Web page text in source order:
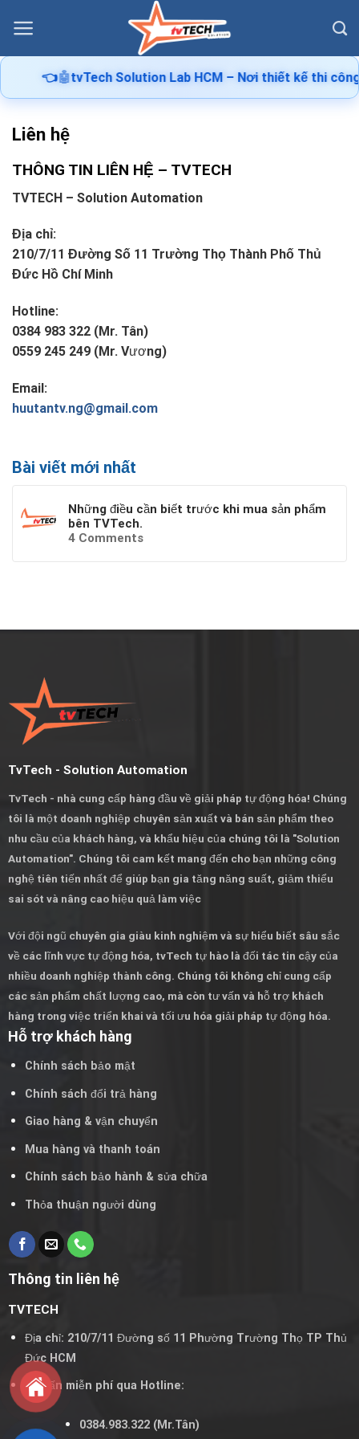
👈🤖tvTech Solution Lab HCM – Nơi thiết kế thi công
Liên hệ
THÔNG TIN LIÊN HỆ – TVTECH
TVTECH – Solution Automation
Địa chỉ:
210/7/11 Đường Số 11 Trường Thọ Thành Phố Thủ
Đức Hồ Chí Minh
Hotline:
0384 983 322 (Mr. Tân)
0559 245 249 (Mr. Vương)
Email:
huutantv.ng@gmail.com
Bài viết mới nhất
Những điều cần biết trước khi mua sản phẩm
bên TVTech.
4 Comments
TvTech - Solution Automation
TvTech - nhà cung cấp hàng đầu về giải pháp tự động hóa! Chúng
tôi là một doanh nghiệp chuyên sản xuất và bán sản phẩm theo
nhu cầu của khách hàng, và khẩu hiệu của chúng tôi là "Solution
Automation". Chúng tôi cam kết mang đến cho bạn những công
nghệ tiên tiến nhất để giúp bạn gia tăng năng suất, giảm thiểu
sai sót và nâng cao hiệu quả làm việc
Với đội ngũ chuyên gia giàu kinh nghiệm và sự hiểu biết sâu sắc
về các lĩnh vực tự động hóa, tvTech tự hào là đối tác tin cậy của
nhiều doanh nghiệp thành công. Chúng tôi không chỉ cung cấp
các sản phẩm chất lượng cao, mà còn tư vấn và hỗ trợ khách
hàng trong việc triển khai và tối ưu hóa giải pháp tự động hóa.
Hỗ trợ khách hàng
Chính sách bảo mật
Chính sách đổi trả hàng
Giao hàng & vận chuyển
Mua hàng và thanh toán
Chính sách bảo hành & sửa chữa
Thỏa thuận người dùng
Thông tin liên hệ
TVTECH
Địa chỉ: 210/7/11 Đường số 11 Phường Trường Thọ TP Thủ
Đức HCM
Tư vấn miễn phí qua Hotline:
0384.983.322 (Mr.Tân)